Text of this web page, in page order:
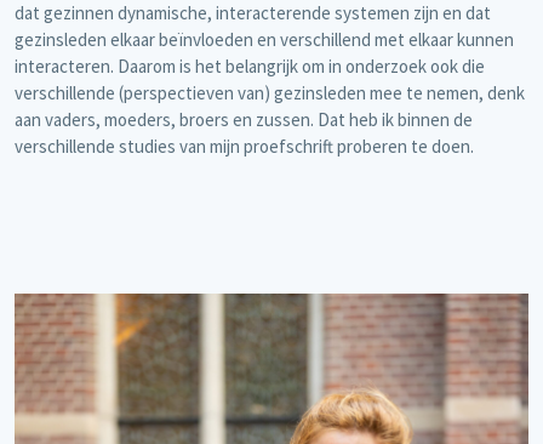
dat gezinnen dynamische, interacterende systemen zijn en dat
gezinsleden elkaar beïnvloeden en verschillend met elkaar kunnen
interacteren. Daarom is het belangrijk om in onderzoek ook die
verschillende (perspectieven van) gezinsleden mee te nemen, denk
aan vaders, moeders, broers en zussen. Dat heb ik binnen de
verschillende studies van mijn proefschrift proberen te doen.